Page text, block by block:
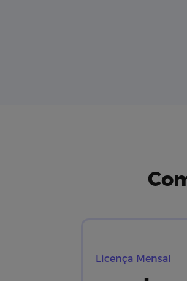
Licença Mensal